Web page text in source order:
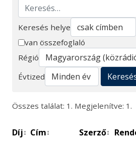
Keresés
Keresés helye
van összefoglaló
Régió
Évtized
Összes találat: 1. Megjelenítve: 1.
Díj↕ Cím↕ Szerző↕